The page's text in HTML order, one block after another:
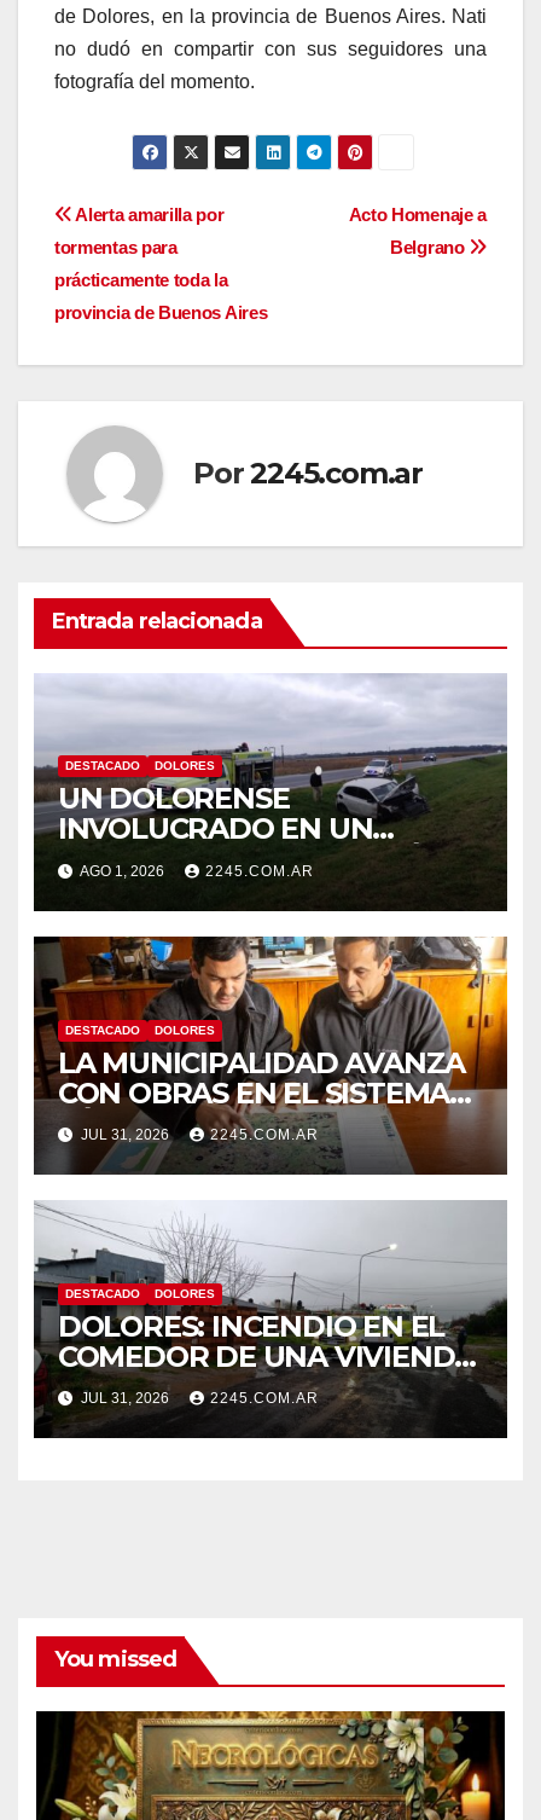
de Dolores, en la provincia de Buenos Aires. Nati
no dudó en compartir con sus seguidores una
fotografía del momento.
Navegación
de
entradas
Acto Homenaje a
Belgrano
Alerta amarilla por
tormentas para
prácticamente toda la
provincia de Buenos Aires
Por2245.com.ar
Entrada relacionada
DESTACADO DOLORES
UN DOLORENSE
INVOLUCRADO EN UN
SINIESTRO QUE TERMINÓ
CON DESPISTE Y VUELCO
AGO 1, 2026 2245.COM.AR
DESTACADO DOLORES
LA MUNICIPALIDAD AVANZA
CON OBRAS EN EL SISTEMA
HÍDRICO DE DOLORES
JUL 31, 2026 2245.COM.AR
DESTACADO DOLORES
DOLORES: INCENDIO EN EL
COMEDOR DE UNA VIVIENDA
FUE CONTROLADO POR
BOMBEROS
JUL 31, 2026 2245.COM.AR
You missed